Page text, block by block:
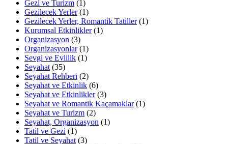
Gezi ve Turizm (1)
Gezilecek Yerler(1)
Gezilecek Yerler, Romantik Tatiller(1)
Kurumsal Etkinlikler(1)
Organizasyon (3)
Organizasyonlar(1)
Sevgi ve Evlilik (1)
Seyahat (35)
Seyahat Rehberi (2)
Seyahat ve Etkinlik (6)
Seyahat ve Etkinlikler(3)
Seyahat ve Romantik Kaçamaklar(1)
Seyahat ve Turizm (2)
Seyahat, Organizasyon (1)
Tatil ve Gezi (1)
Tatil ve Seyahat (3)